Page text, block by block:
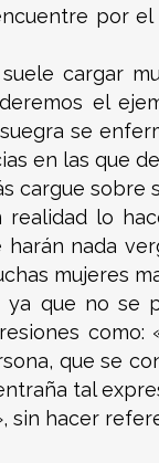
por
cargar
el
se
en las que
cargue sobre
lo
nada
mujeres
que no se
que se
tal
sin hacer